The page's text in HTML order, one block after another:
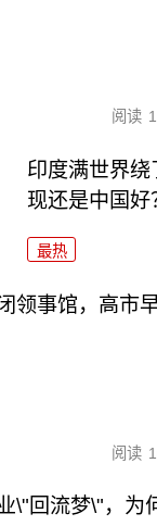
阅读
印度满世界
现还是中国好
最热
领事馆，高市
阅读
\"回流梦\"，为